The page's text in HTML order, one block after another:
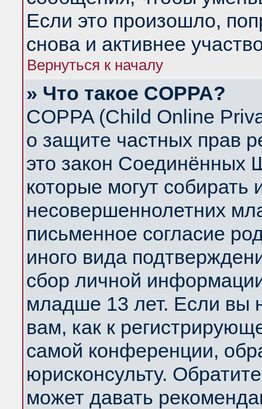
Если это произошло,
снова и активнее
Вернуться к началу
» Что такое COPPA?
COPPA (Child Online
о защите частных прав
это закон Соединённых
которые могут
несовершеннолетних
письменное согласие
иного вида
сбор личной
младше 13 лет. Если вы
вам, как к
самой конференции,
юрисконсульту.
может давать